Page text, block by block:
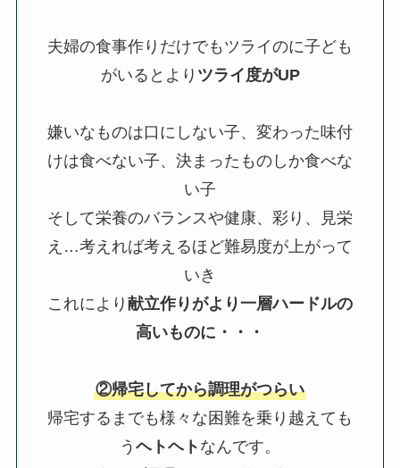
夫婦の食事作りだけでもツライのに子ども
がいるとより ツライ度がUP
嫌いなものは口にしない子、変わった味付
けは食べない子、決まったものしか食べな
い子
そして栄養のバランスや健康、彩り、見栄
え…考えれば考えるほど難易度が上がって
いき
これにより 献立作りがより一層ハードルの
高いものに・・・
②帰宅してから調理がつらい
帰宅するまでも様々な困難を乗り越えても
う ヘトヘト なんです。